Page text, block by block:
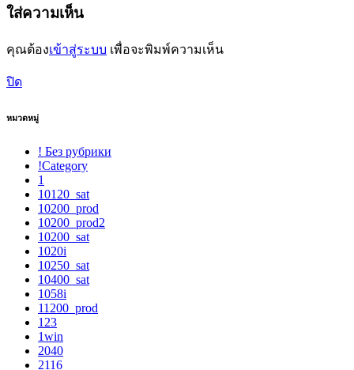
ใส่ความเห็น
คุณต้องเข้าสู่ระบบ เพื่อจะพิมพ์ความเห็น
ปิด
หมวดหมู่
! Без рубрики
!Category
1
10120_sat
10200_prod
10200_prod2
10200_sat
1020i
10250_sat
10400_sat
1058i
11200_prod
123
1win
2040
2116